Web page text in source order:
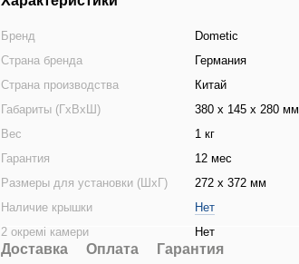
Бренд
Dometic
Страна бренда
Германия
Страна производства
Китай
Габариты (ГхВхШ)
380 х 145 х 280 мм
Вес
1 кг
Гарантия
12 мес
Размеры для установки (ШхГ)
272 х 372 мм
Наличие крышки
Нет
2 окремі камери
Нет
Доставка Оплата
Гарантия